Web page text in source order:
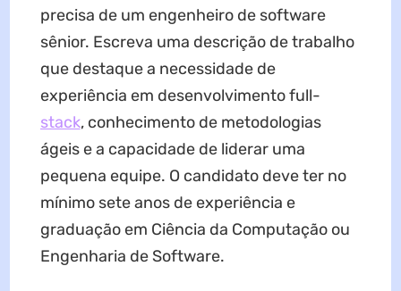
precisa de um engenheiro de software
sênior. Escreva uma descrição de trabalho
que destaque a necessidade de
experiência em desenvolvimento full-
stack, conhecimento de metodologias
ágeis e a capacidade de liderar uma
pequena equipe. O candidato deve ter no
mínimo sete anos de experiência e
graduação em Ciência da Computação ou
Engenharia de Software.